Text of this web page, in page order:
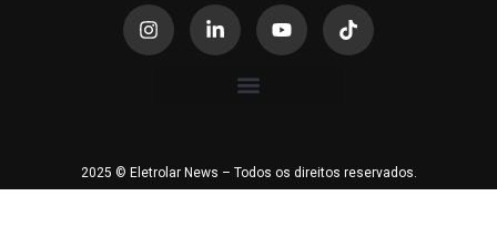
2025 © Eletrolar News – Todos os direitos reservados.